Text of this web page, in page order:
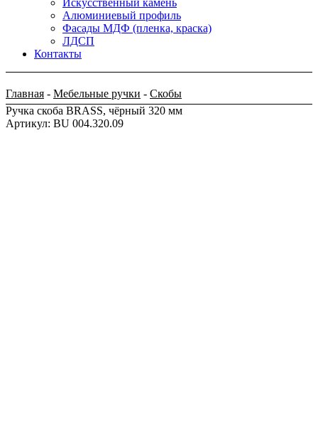
Искусственный камень
Алюминиевый профиль
Фасады МДФ (пленка, краска)
ЛДСП
Контакты
Главная - Мебельные ручки - Скобы
Ручка скоба BRASS, чёрный 320 мм
Артикул: BU 004.320.09